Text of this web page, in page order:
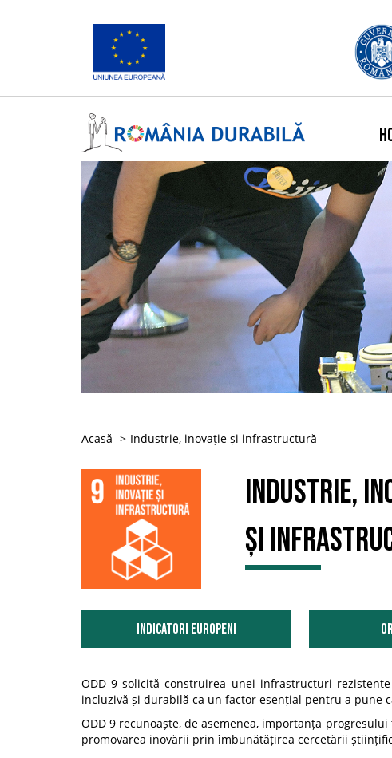
Acasă Industrie, inovație și infrastructură
Industrie,
și
Indicatori Europeni
ODD 9 solicită construirea unei infrastructuri
incluzivă și durabilă ca un factor esențial pentru a pune
ODD 9 recunoaște, de asemenea, importanța
promovarea inovării prin îmbunătățirea cercetării